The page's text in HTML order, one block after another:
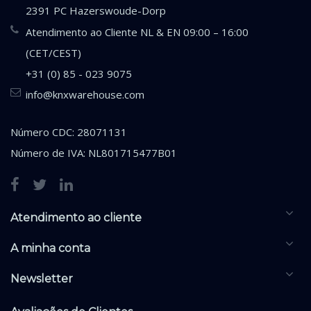
2391 PC Hazerswoude-Dorp
Atendimento ao Cliente NL & EN 09:00 – 16:00
(CET/CEST)
+31 (0) 85 - 023 9075
info@knxwarehouse.com
Número CDC: 28071131
Número de IVA: NL801715477B01
Atendimento ao cliente
A minha conta
Newsletter